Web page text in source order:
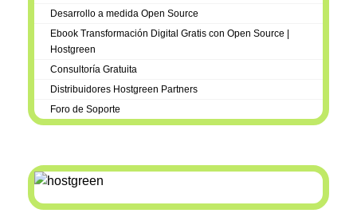
Desarrollo a medida Open Source
Ebook Transformación Digital Gratis con Open Source |
Hostgreen
Consultoría Gratuita
Distribuidores Hostgreen Partners
Foro de Soporte